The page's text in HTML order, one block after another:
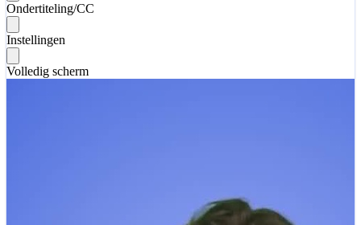
Ondertiteling/CC
Instellingen
Volledig scherm